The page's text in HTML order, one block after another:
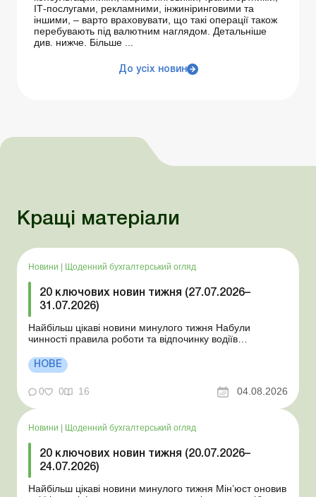
ІТ-послугами, рекламними, інжиніринговими та
іншими, – варто враховувати, що такі операції також
перебувають під валютним наглядом. Детальніше
див. нижче. Більше ...
До усіх новин
Кращі матеріали
Новини | Щоденний бухгалтерський огляд
20 ключових новин тижня (27.07.2026–
31.07.2026)
Найбільш цікаві новини минулого тижня Набули
чинності правила роботи та відпочинку водіїв
стан Для сільгосппідприємств і ФОП запроваджено нові
одноразові статистичні форми З 2 серпня змінюється
порядок зарахування окремих періодів роботи до стр...
НОВЕ
0 0 16 04.08.2026
Новини Щоденний бухгалтерський огляд
20 ключових новин тижня (20.07.2026–
24.07.2026)
Найбільш цікаві новини минулого тижня Мін’юст оновив